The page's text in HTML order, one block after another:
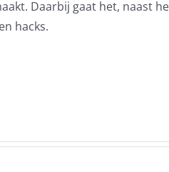
Daarbij gaat het, naast
hacks.